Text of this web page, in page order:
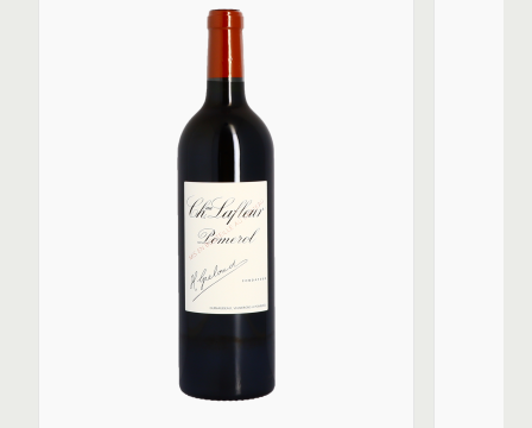
des clones modernes. Le grand vin de Lafleur se
compose généralement de 53 % à 60 % de cabernet
franc complétés par 40 à 47 % de merlot.
Historiquement, aucun produit chimique ou pesticide
n'a été utilisé sur les terres du Château Lafleur. Le
labourage était encore effectué par traction animale
jusqu’en 1979. Des griffages sont pratiqués pour forcer
les racines des vignes à chercher leurs nutriments en
Le processus de vinification à Château Lafleur est
également traditionnel. La fermentation se déroule
barriques dure entre 14 et 18 mois, avec généralement